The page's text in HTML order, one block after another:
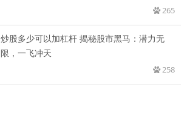
265
炒股多少可以加杠杆 揭秘股市黑马：潜力无
限，一飞冲天
258